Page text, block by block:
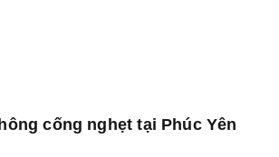
cống nghẹt tại Phúc Yên